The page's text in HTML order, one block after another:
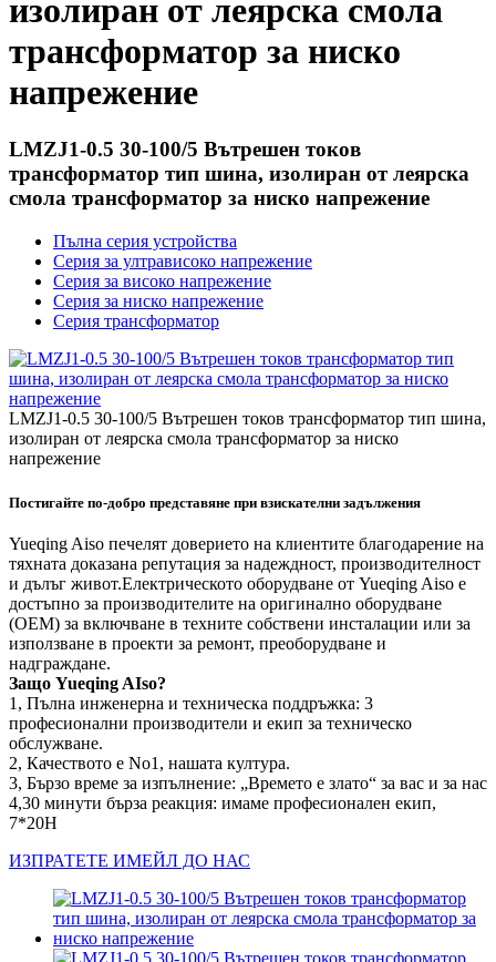
изолиран от леярска смола
трансформатор за ниско
напрежение
LMZJ1-0.5 30-100/5 Вътрешен токов
трансформатор тип шина, изолиран от леярска
смола трансформатор за ниско напрежение
Пълна серия устройства
Серия за ултрависоко напрежение
Серия за високо напрежение
Серия за ниско напрежение
Серия трансформатор
LMZJ1-0.5 30-100/5 Вътрешен токов трансформатор тип шина,
изолиран от леярска смола трансформатор за ниско
напрежение
Постигайте по-добро представяне при взискателни задължения
Yueqing Aiso печелят доверието на клиентите благодарение на
тяхната доказана репутация за надеждност, производителност
и дълъг живот.Електрическото оборудване от Yueqing Aiso е
достъпно за производителите на оригинално оборудване
(OEM) за включване в техните собствени инсталации или за
използване в проекти за ремонт, преоборудване и
надграждане.
Защо Yueqing AIso?
1, Пълна инженерна и техническа поддръжка: 3
професионални производители и екип за техническо
обслужване.
2, Качеството е No1, нашата култура.
3, Бързо време за изпълнение: „Времето е злато“ за вас и за нас
4,30 минути бърза реакция: имаме професионален екип,
7*20H
ИЗПРАТЕТЕ ИМЕЙЛ ДО НАС